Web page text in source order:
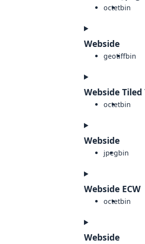
octetbin
Webside
geotiffbin
Webside Tiled
octetbin
Webside
jpegbin
Webside ECW
octetbin
Webside